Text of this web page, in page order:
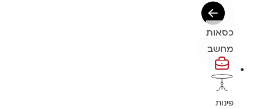
כסאות
מחשב
פינות